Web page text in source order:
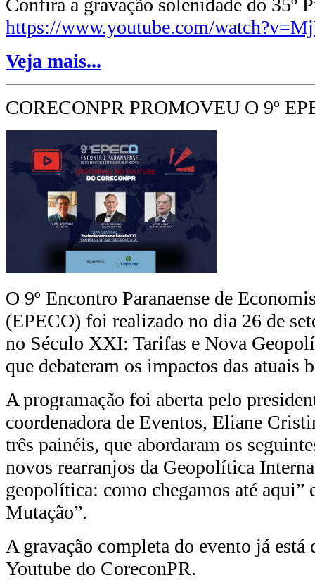
Confira a gravação solenidade do 35º
https://www.youtube.com/
Veja mais...
CORECONPR PROMOVEU O 9º
O 9º Encontro Paranaense de
(EPECO) foi realizado no dia 26 de
no Século XXI: Tarifas e Nova
que debateram os impactos das atuais
A programação foi aberta pelo
coordenadora de Eventos, Eliane
três painéis, que abordaram os
novos rearranjos da Geopolítica
geopolítica: como chegamos até aqui”
Mutação”.
A gravação completa do evento já
Youtube do CoreconPR.